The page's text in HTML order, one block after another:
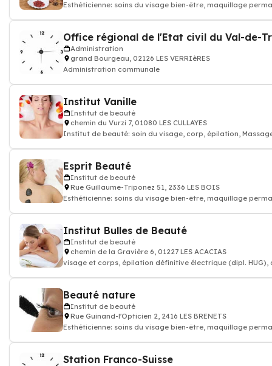
Esthéticienne: soins du visage bien-être, maquillage permanent, Épilations,
Office régional de l'Etat civil du Val-de-
Administration
grand Bourgeau, 02126 LES VERRIèRES
Administration communale
Institut Vanille
Institut de beauté
chemin du Vurzi 7, 01080 LES CULLAYES
Institut de beauté: soin du visage, corp, épilation,
Esprit Beauté
Institut de beauté
Rue Guillaume-Triponez 51, 2336 LES BOIS
Esthéticienne: soins du visage bien-être, maquillage permanent, Épilations,
Institut Bulles de Beauté
Institut de beauté
chemin de la Gravière 6, 01227 LES ACACIAS
visage et corps, épilation définitive électrique (dipl. HUG),
Beauté nature
Institut de beauté
Rue Guinand-l'Opticien 2, 2416 LES BRENETS
Esthéticienne: soins du visage bien-être, maquillage permanent, Épilations,
Station Franco-Suisse